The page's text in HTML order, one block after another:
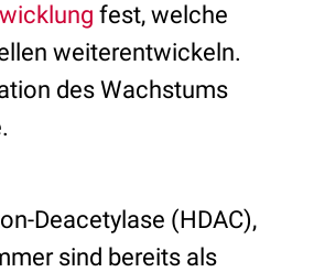
fest, welche
weiterentwickeln.
des Wachstums
Deacetylase (HDAC),
sind bereits als